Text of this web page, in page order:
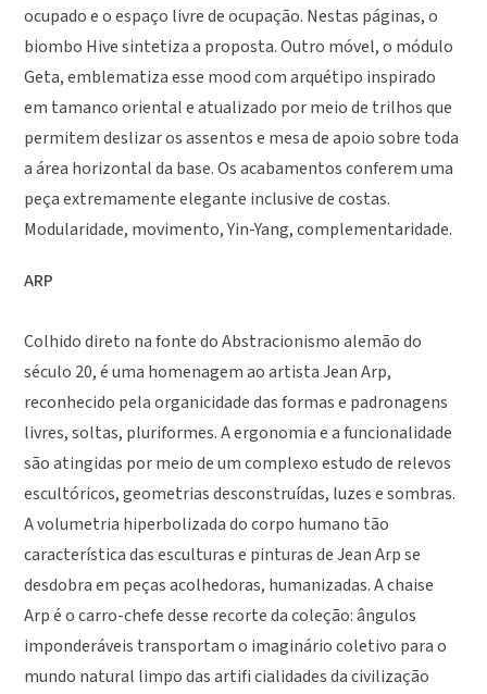
ocupado e o espaço livre de ocupação. Nestas páginas, o
biombo Hive sintetiza a proposta. Outro móvel, o módulo
Geta, emblematiza esse mood com arquétipo inspirado
em tamanco oriental e atualizado por meio de trilhos que
permitem deslizar os assentos e mesa de apoio sobre toda
a área horizontal da base. Os acabamentos conferem uma
peça extremamente elegante inclusive de costas.
Modularidade, movimento, Yin-Yang, complementaridade.
ARP
Colhido direto na fonte do Abstracionismo alemão do
século 20, é uma homenagem ao artista Jean Arp,
reconhecido pela organicidade das formas e padronagens
livres, soltas, pluriformes. A ergonomia e a funcionalidade
são atingidas por meio de um complexo estudo de relevos
escultóricos, geometrias desconstruídas, luzes e sombras.
A volumetria hiperbolizada do corpo humano tão
característica das esculturas e pinturas de Jean Arp se
desdobra em peças acolhedoras, humanizadas. A chaise
Arp é o carro-chefe desse recorte da coleção: ângulos
imponderáveis transportam o imaginário coletivo para o
mundo natural limpo das artifi cialidades da civilização